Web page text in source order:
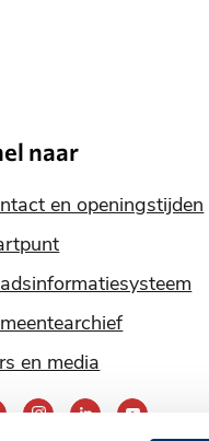
naar
en openingstijden
en media